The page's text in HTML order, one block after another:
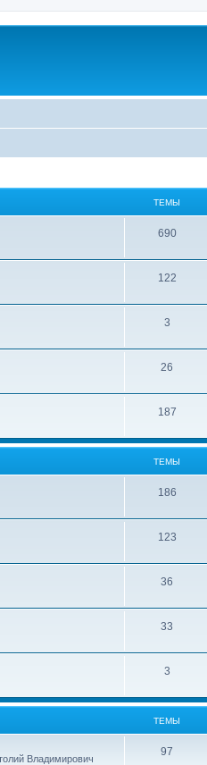
ТЕМЫ
690
122
3
26
187
ТЕМЫ
186
123
36
33
3
ТЕМЫ
Владимирович
97